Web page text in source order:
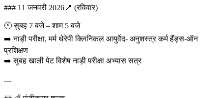
### 11 जनवरी 2026📍 (रविवार)
🕚 सुबह 7 बजे – शाम 5 बजे
➡️ नाड़ी परीक्षा, मर्म थेरेपी क्लिनिकल आयुर्वेद- अनुशस्त्र कर्म हैंड्स-ऑन
प्रशिक्षण
➡️ सुबह खाली पेट विशेष नाड़ी परीक्षा अभ्यास सत्र
---